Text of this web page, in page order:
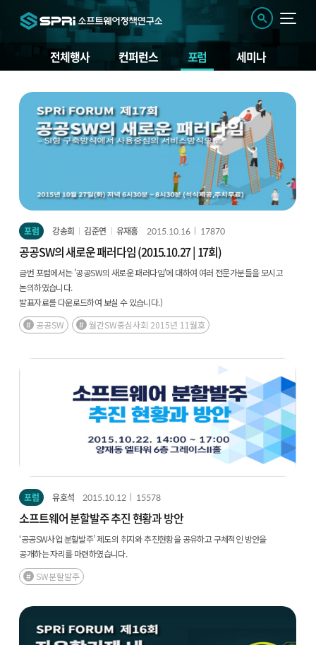
전체행사 컨퍼런스 포럼 세미나
포럼 강송희 김준연 유재흥 2015.10.16 17870
공공SW의 새로운 패러다임 (2015.10.27 | 17회)
금번 포럼에서는 '공공SW의 새로운 패러다임'에 대하여 여러 전문가분들을 모시고
논의하였습니다.
발표자료를 다운로드하여 보실 수 있습니다.)
공공SW
월간SW중심사회 2015년 11월호
포럼 유호석 2015.10.12 15578
소프트웨어 분할발주 추진 현황과 방안
‘공공SW사업 분할발주’ 제도의 취지와 추진현황을 공유하고 구체적인 방안을
공개하는 자리를 마련하였습니다.
SW분할발주